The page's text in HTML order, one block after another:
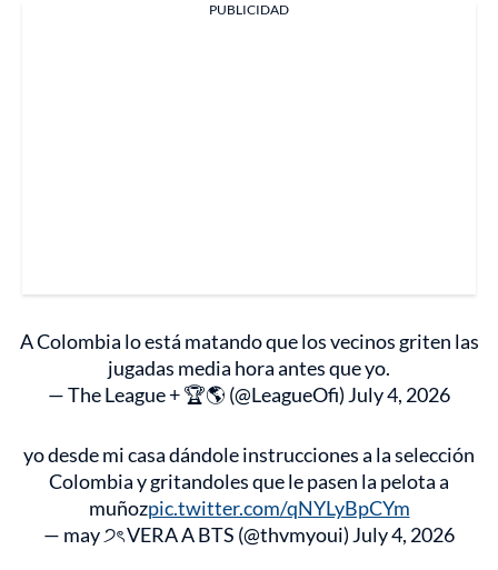
PUBLICIDAD
A Colombia lo está matando que los vecinos griten las
jugadas media hora antes que yo.
— The League + 🏆🌎 (@LeagueOfi) July 4, 2026
yo desde mi casa dándole instrucciones a la selección
Colombia y gritandoles que le pasen la pelota a
muñozpic.twitter.com/qNYLyBpCYm
— may ੭ৎ VERA A BTS (@thvmyoui) July 4, 2026